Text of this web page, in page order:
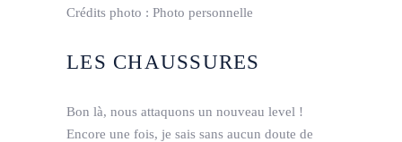
Crédits photo : Photo personnelle
LES CHAUSSURES
Bon là, nous attaquons un nouveau level !
Encore une fois, je sais sans aucun doute de